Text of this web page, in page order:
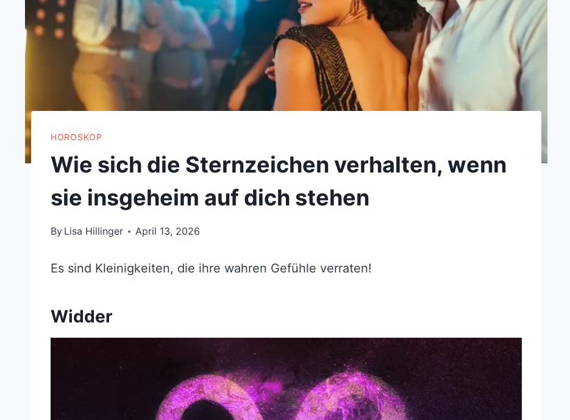
HOROSKOP
Wie sich die Sternzeichen verhalten, wenn
sie insgeheim auf dich stehen
By Lisa Hillinger April 13, 2026
Es sind Kleinigkeiten, die ihre wahren Gefühle verraten!
Widder